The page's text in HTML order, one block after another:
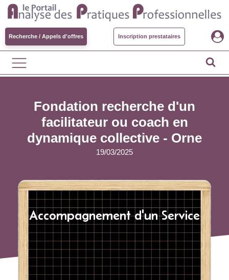
Recherche / Appels d'offres Inscription prestataires
Fondation recherche d'un
facilitateur ou coach en
dynamique collective - Orne
19/03/2025
Accompagnement d'un Service